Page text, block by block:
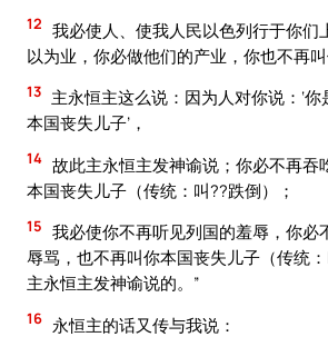
12 我必使人、使我人民以色列行于你们
以为业，你必做他们的产业，你也不再叫
13 主永恒主这么说：因为人对你说：‘
本国丧失儿子’，
14 故此主永恒主发神谕说；你必不再吞
本国丧失儿子（传统：叫??跌倒）；
15 我必使你不再听见列国的羞辱，你必
辱骂，也不再叫你本国丧失儿子（传统
主永恒主发神谕说的。”
16 永恒主的话又传与我说：